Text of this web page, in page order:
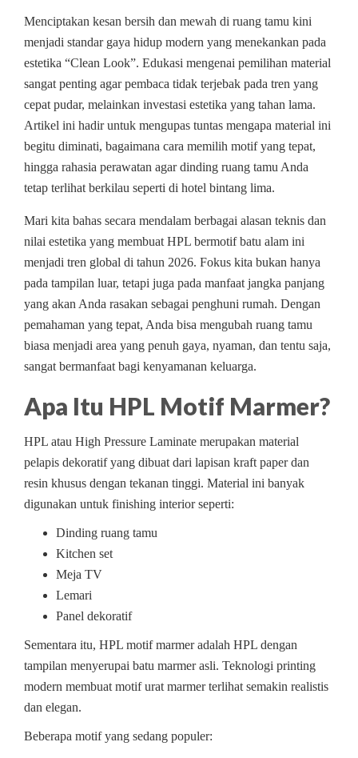
Menciptakan kesan bersih dan mewah di ruang tamu kini
menjadi standar gaya hidup modern yang menekankan pada
estetika “Clean Look”. Edukasi mengenai pemilihan material
sangat penting agar pembaca tidak terjebak pada tren yang
cepat pudar, melainkan investasi estetika yang tahan lama.
Artikel ini hadir untuk mengupas tuntas mengapa material ini
begitu diminati, bagaimana cara memilih motif yang tepat,
hingga rahasia perawatan agar dinding ruang tamu Anda
tetap terlihat berkilau seperti di hotel bintang lima.
Mari kita bahas secara mendalam berbagai alasan teknis dan
nilai estetika yang membuat HPL bermotif batu alam ini
menjadi tren global di tahun 2026. Fokus kita bukan hanya
pada tampilan luar, tetapi juga pada manfaat jangka panjang
yang akan Anda rasakan sebagai penghuni rumah. Dengan
pemahaman yang tepat, Anda bisa mengubah ruang tamu
biasa menjadi area yang penuh gaya, nyaman, dan tentu saja,
sangat bermanfaat bagi kenyamanan keluarga.
Apa Itu HPL Motif Marmer?
HPL atau High Pressure Laminate merupakan material
pelapis dekoratif yang dibuat dari lapisan kraft paper dan
resin khusus dengan tekanan tinggi. Material ini banyak
digunakan untuk finishing interior seperti:
Dinding ruang tamu
Kitchen set
Meja TV
Lemari
Panel dekoratif
Sementara itu, HPL motif marmer adalah HPL dengan
tampilan menyerupai batu marmer asli. Teknologi printing
modern membuat motif urat marmer terlihat semakin realistis
dan elegan.
Beberapa motif yang sedang populer: